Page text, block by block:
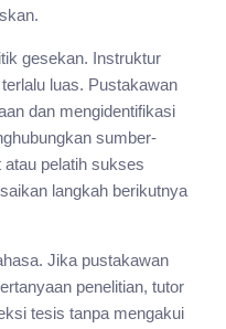
gesekan. Instruktur
luas. Pustakawan
dan mengidentifikasi
sumber-
pelatih sukses
langkah berikutnya
Jika pustakawan
penelitian, tutor
tesis tanpa mengakui